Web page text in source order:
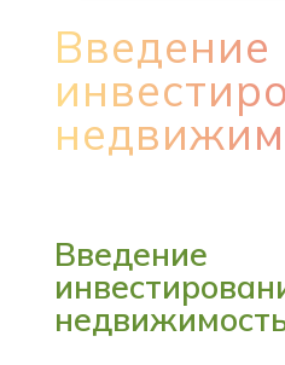
Введение